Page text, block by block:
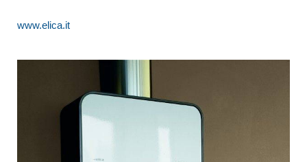
www.elica.it